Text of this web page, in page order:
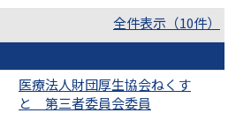
全件表示（10件）
医療法人財団厚生協会ねくす
と 第三者委員会委員